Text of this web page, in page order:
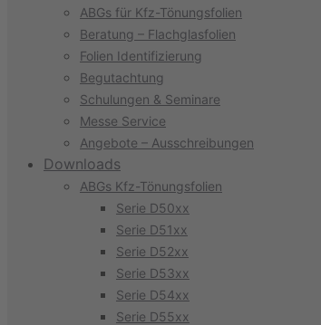
ABGs für Kfz-Tönungsfolien
Beratung – Flachglasfolien
Folien Identifizierung
Begutachtung
Schulungen & Seminare
Messe Service
Angebote – Ausschreibungen
Downloads
ABGs Kfz-Tönungsfolien
Serie D50xx
Serie D51xx
Serie D52xx
Serie D53xx
Serie D54xx
Serie D55xx